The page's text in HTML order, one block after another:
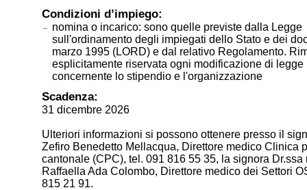
Condizioni d’impiego:
nomina o incarico: sono quelle previste dalla Legge
sull'ordinamento degli impiegati dello Stato e dei
marzo 1995 (LORD) e dal relativo Regolamento.
esplicitamente riservata ogni modificazione di legge
concernente lo stipendio e l'organizzazione
Scadenza:
31 dicembre 2026
Ulteriori informazioni si possono ottenere presso il
Zefiro Benedetto Mellacqua, Direttore medico Clinica
cantonale (CPC), tel. 091 816 55 35, la signora Dr.ssa
Raffaella Ada Colombo, Direttore medico dei Settori
815 21 91.